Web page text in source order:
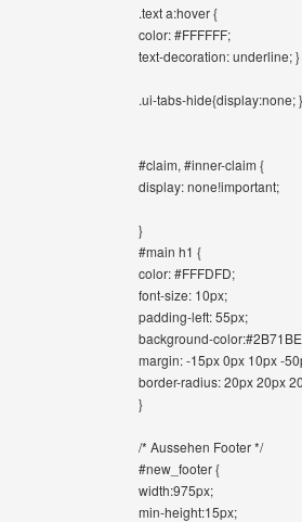
.text a:hover {
color: #FFFFFF;
text-decoration: underline; }
.ui-tabs-hide{display:none; }
#claim, #inner-claim {
display: none!important;
}
#main h1 {
color: #FFFDFD;
font-size: 10px;
padding-left: 55px;
background-
margin: -15px 0px 10px -
border-radius: 20px 20px
}
/* Aussehen Footer */
#new_footer {
width:975px;
min-height:15px;